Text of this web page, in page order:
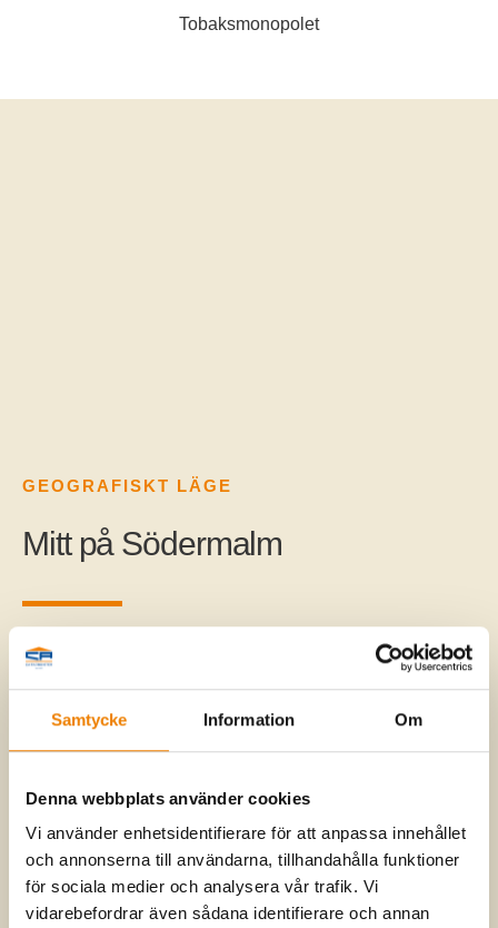
Samtycke Information Om
Denna webbplats använder cookies
Vi använder enhetsidentifierare för att anpassa innehållet
och annonserna till användarna, tillhandahålla funktioner
för sociala medier och analysera vår trafik. Vi
vidarebefordrar även sådana identifierare och annan
Tobaksmonopolet
GEOGRAFISKT LÄGE
Mitt på Södermalm
Mitt på Söder ligger den nybyggda fastigheten Studio
Maria. Sex våningar hög, i kvarter där nya företag och
idéer skapas och växer. Här rustas gamla
industribyggnader upp och huserar spännande
var en gång den kanske mest anonyma delen av Söder –
men nu är det dynamiska, kreativa och lovande kvarter
fulla av liv och rörelse.
Dessutom är det extremt nära till Tanto, Söders lunga.
Bara någon minuts promenad bort breder gräsmattor,